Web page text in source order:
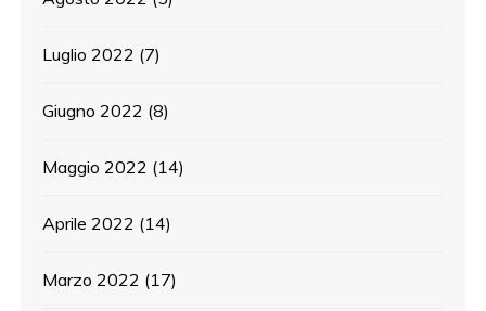
Luglio 2022 (7)
Giugno 2022 (8)
Maggio 2022 (14)
Aprile 2022 (14)
Marzo 2022 (17)